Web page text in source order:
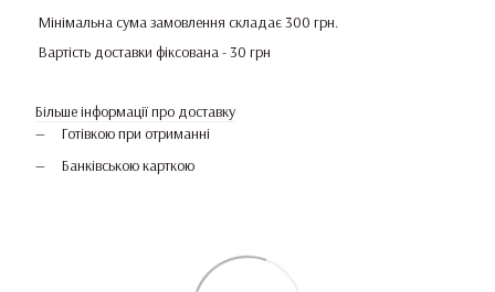
Мінімальна сума замовлення складає 300 грн.
Вартість доставки фіксована - 30 грн
Більше інформації про доставку
Готівкою при отриманні
Банківською карткою